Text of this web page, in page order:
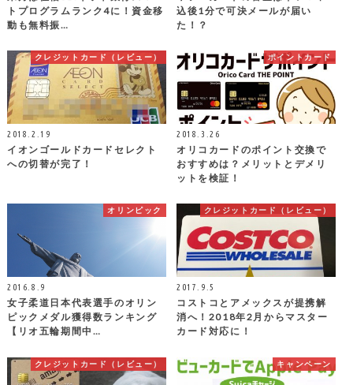
トプログラムランク4に！資金移
動も無料振…
込後1分で可決メールが届い
た！？
クレジットカード（レビュー）
2018.2.19
イオンゴールドカードセレクト
への切替が完了！
ポイントカード
2018.3.26
オリコカードのポイント交換で
おすすめは？メリットとデメリ
ットを検証！
オリンピック
2016.8.9
女子柔道日本代表選手のオリン
ピックメダル獲得数ランキング
【リオ五輪期間中…
クレジットカード（レビュー）
2017.9.5
コストコとアメックスが提携解
消へ！2018年2月からマスター
カード対応に！
クレジットカード（レビュー） キャンペーン